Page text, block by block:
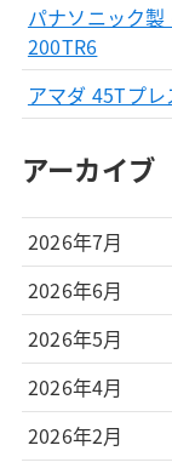
パナソニック
200TR6
アマダ 45Tプ
アーカイブ
2026年7月
2026年6月
2026年5月
2026年4月
2026年2月